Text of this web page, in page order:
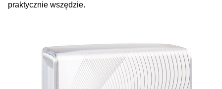
praktycznie wszędzie.